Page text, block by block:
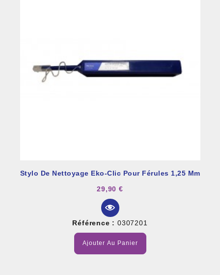
Stylo De Nettoyage Eko-Clic Pour Férules 1,25 Mm
29,90 €
Référence : 0307201
Ajouter Au Panier